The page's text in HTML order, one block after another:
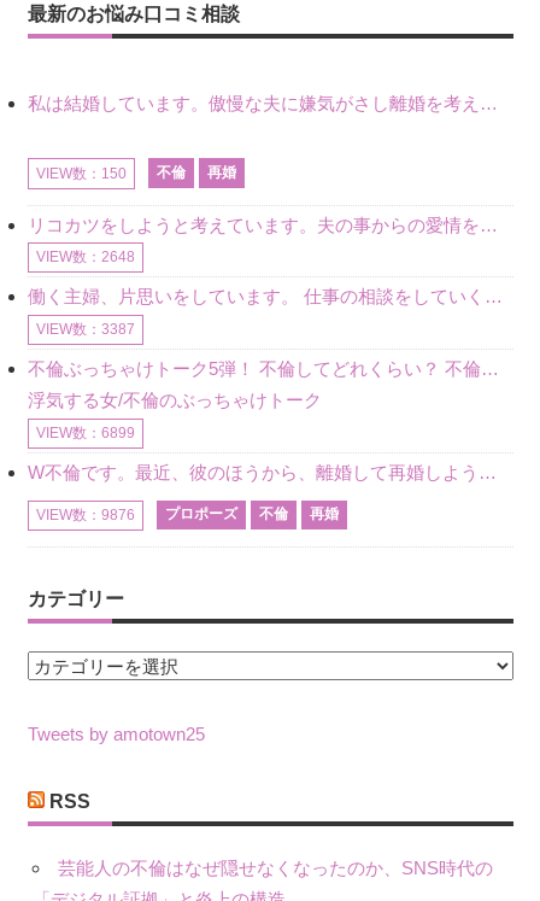
最新のお悩み口コミ相談
私は結婚しています。傲慢な夫に嫌気がさし離婚を考えていたときに、彼と出会いました。彼には恋人がいましたが、話をするうちに、夫とのことを相談するようにな
VIEW数：150 不倫 再婚
リコカツをしようと考えています。夫の事からの愛情を全く感じません。子供がいるので、子供が成長するまではと我慢しています。 まず、お金が必要だと考え、仕事の量も増やしました。ところが、夫は働かず、結局は
VIEW数：2648
働く主婦、片思いをしています。 仕事の相談をしていくうちに、彼のことを好きになりました。私には夫も子供もいます。不倫をしているわけでもなく、もちろん、この気持ちは誰にも話していません。 ラインをする関
VIEW数：3387
不倫ぶっちゃけトーク5弾！ 不倫してどれくらい？ 不倫のあれこれを、なんでもどうぞ♪♪
浮気する女/不倫のぶっちゃけトーク
VIEW数：6899
W不倫です。最近、彼のほうから、離婚して再婚しよう、と言ってきました。ハッキリいうと、そこまでは考えていませんでした。彼を好きな気持ちはあるし、彼なしの生活は考えられません。だけど、離婚して再婚すると
VIEW数：9876 プロポーズ 不倫 再婚
カテゴリー
カ
ゴ
ー
Tweets by amotown25
RSS
芸能人の不倫はなぜ隠せなくなったのか、SNS時代の